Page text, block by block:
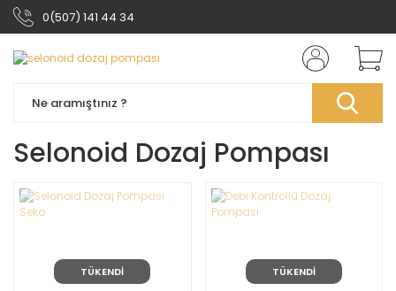
0(507) 141 44 34
Selonoid Dozaj Pompası
TÜKENDİ TÜKENDİ